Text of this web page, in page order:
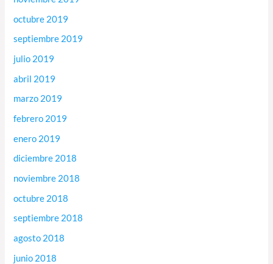
octubre 2019
septiembre 2019
julio 2019
abril 2019
marzo 2019
febrero 2019
enero 2019
diciembre 2018
noviembre 2018
octubre 2018
septiembre 2018
agosto 2018
junio 2018